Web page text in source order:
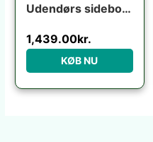
Udendørs sidebord Kave Home Dandara i akacietræ og stål 40x40x52 cm beige sort
1,439.00kr.
KØB NU